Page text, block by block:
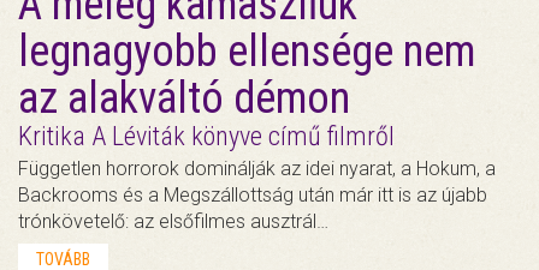
legnagyobb ellensége nem
az alakváltó démon
Kritika A Léviták könyve című filmről
Független horrorok dominálják az idei nyarat, a Hokum, a
Backrooms és a Megszállottság után már itt is az újabb
trónkövetelő: az elsőfilmes ausztrál…
TOVÁBB